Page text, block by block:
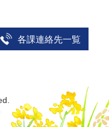
各課連絡先一覧